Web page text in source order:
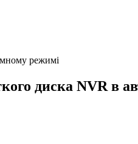
режимі
диска NVR в